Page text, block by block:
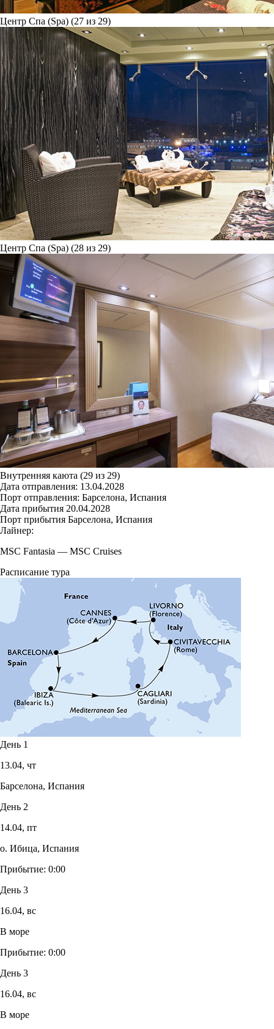
Центр Спа (Spa) (27 из 29)
Центр Спа (Spa) (28 из 29)
Внутренняя каюта (29 из 29)
Дата отправления: 13.04.2028
Порт отправления: Барселона, Испания
Дата прибытия 20.04.2028
Порт прибытия Барселона, Испания
Лайнер:
MSC Fantasia — MSC Cruises
Расписание тура
День 1
13.04, чт
Барселона, Испания
День 2
14.04, пт
о. Ибица, Испания
Прибытие: 0:00
День 3
16.04, вс
В море
Прибытие: 0:00
День 3
16.04, вс
В море